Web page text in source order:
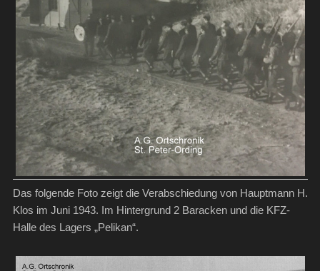
Das folgende Foto zeigt die Verabschiedung von Hauptmann H.
Klos im Juni 1943. Im Hintergrund 2 Baracken und die KFZ-
Halle des Lagers „Pelikan“.